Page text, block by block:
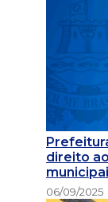
direito
06/09/2025